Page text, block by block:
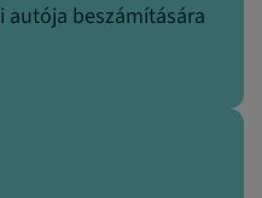
beszámítására